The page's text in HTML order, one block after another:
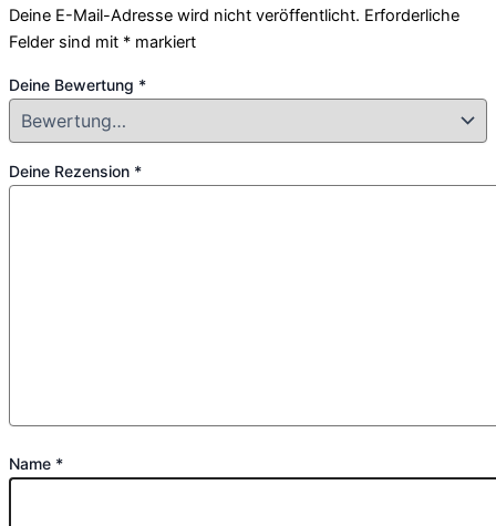
Deine E-Mail-Adresse wird nicht veröffentlicht. Erforderliche
Felder sind mit * markiert
Deine Bewertung *
Deine Rezension *
Name *